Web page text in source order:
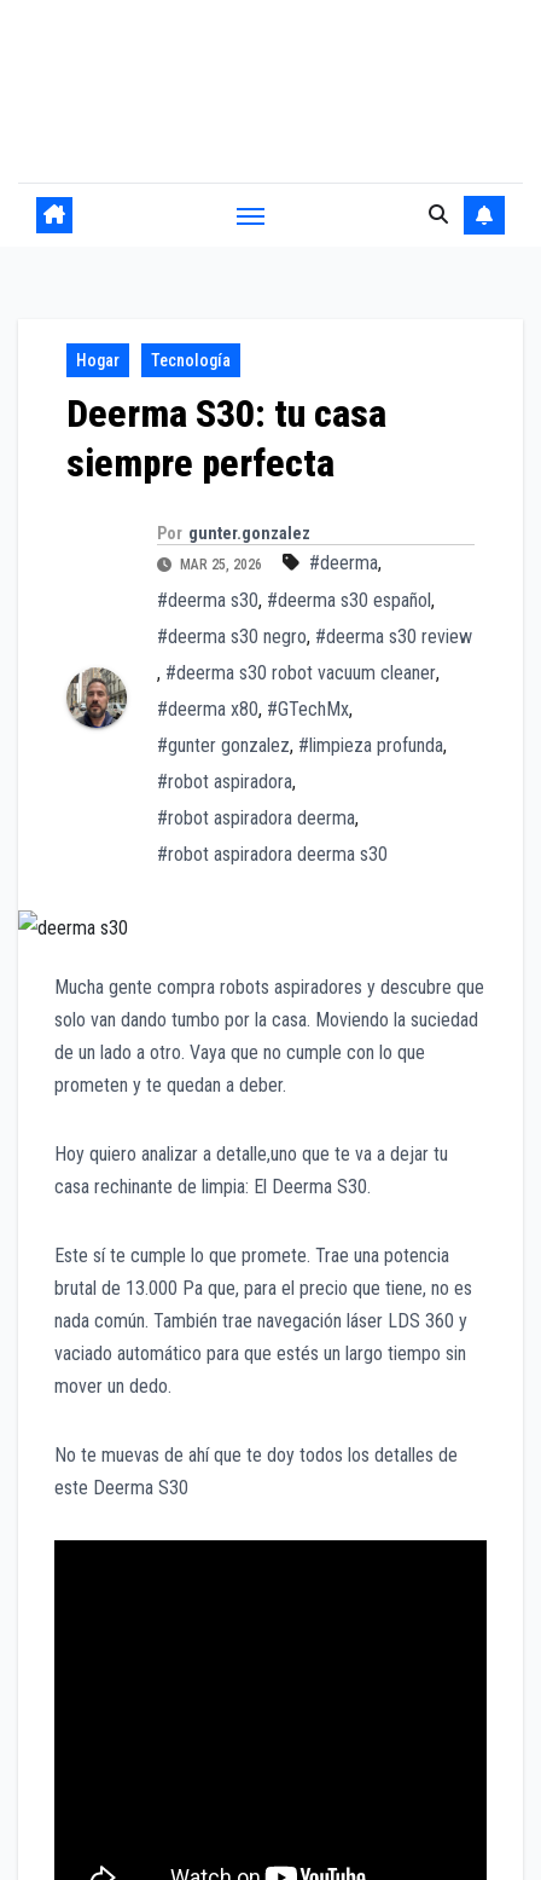
Hogar Tecnología
Deerma S30: tu casa
siempre perfecta
Por gunter.gonzalez
MAR 25, 2026 #deerma,
#deerma s30, #deerma s30 español,
#deerma s30 negro, #deerma s30 review
, #deerma s30 robot vacuum cleaner,
#deerma x80, #GTechMx,
#gunter gonzalez, #limpieza profunda,
#robot aspiradora,
#robot aspiradora deerma,
#robot aspiradora deerma s30
Mucha gente compra robots aspiradores y descubre que
solo van dando tumbo por la casa. Moviendo la suciedad
de un lado a otro. Vaya que no cumple con lo que
prometen y te quedan a deber.
Hoy quiero analizar a detalle,uno que te va a dejar tu
casa rechinante de limpia: El Deerma S30.
Este sí te cumple lo que promete. Trae una potencia
brutal de 13.000 Pa que, para el precio que tiene, no es
nada común. También trae navegación láser LDS 360 y
vaciado automático para que estés un largo tiempo sin
mover un dedo.
No te muevas de ahí que te doy todos los detalles de
este Deerma S30